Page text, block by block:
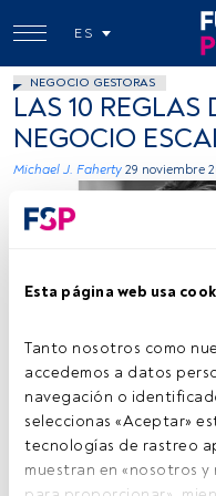
Esta página web usa
Tanto nosotros como
accedemos a datos
navegación o
seleccionas «Aceptar»
tecnologías de rastreo
muestran en «nosotros
ES
NEGOCIO GESTORAS
LAS 10 REGLAS
NEGOCIO
Michael J. Faherty 29 noviembre
Cedida por Seilern
Tiempo lectura: